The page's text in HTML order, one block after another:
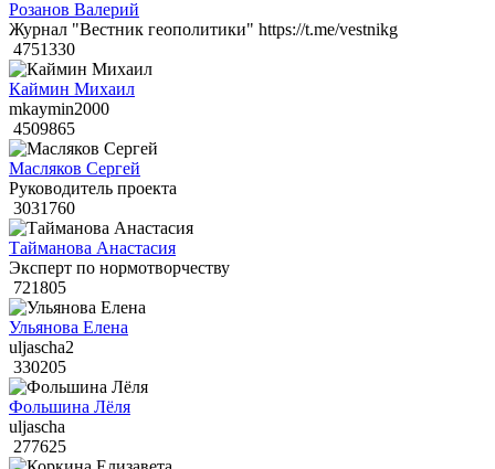
Розанов Валерий
Журнал "Вестник геополитики" https://t.me/vestnikg
4751330
Каймин Михаил
mkaymin2000
4509865
Масляков Сергей
Руководитель проекта
3031760
Тайманова Анастасия
Эксперт по нормотворчеству
721805
Ульянова Елена
uljascha2
330205
Фольшина Лёля
uljascha
277625